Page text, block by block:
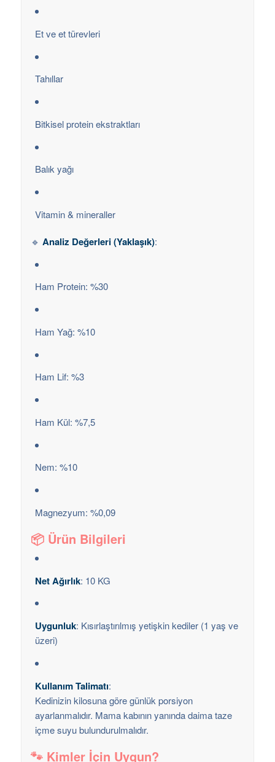
Et ve et türevleri
Tahıllar
Bitkisel protein ekstraktları
Balık yağı
Vitamin & mineraller
🔹 Analiz Değerleri (Yaklaşık):
Ham Protein: %30
Ham Yağ: %10
Ham Lif: %3
Ham Kül: %7,5
Nem: %10
Magnezyum: %0,09
📦 Ürün Bilgileri
Net Ağırlık: 10 KG
Uygunluk: Kısırlaştırılmış yetişkin kediler (1 yaş ve
üzeri)
Kullanım Talimatı:
Kedinizin kilosuna göre günlük porsiyon
ayarlanmalıdır. Mama kabının yanında daima taze
içme suyu bulundurulmalıdır.
🐾 Kimler İçin Uygun?